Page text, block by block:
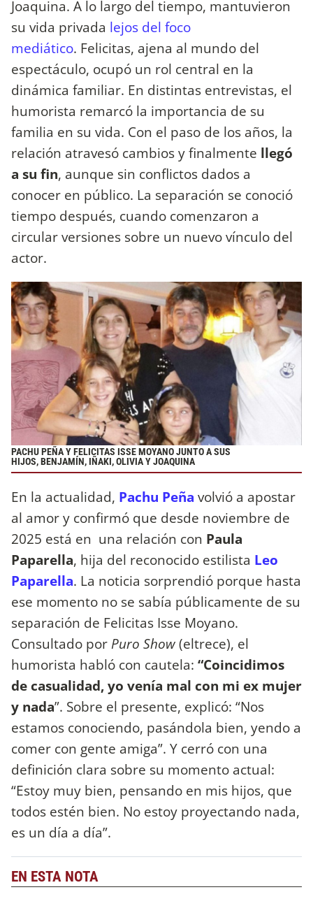
Joaquina. A lo largo del tiempo, mantuvieron
su vida privada lejos del foco
mediático. Felicitas, ajena al mundo del
espectáculo, ocupó un rol central en la
dinámica familiar. En distintas entrevistas, el
humorista remarcó la importancia de su
familia en su vida. Con el paso de los años, la
relación atravesó cambios y finalmente llegó
a su fin, aunque sin conflictos dados a
conocer en público. La separación se conoció
tiempo después, cuando comenzaron a
circular versiones sobre un nuevo vínculo del
actor.
PACHU PEÑA Y FELICITAS ISSE MOYANO JUNTO A SUS
HIJOS, BENJAMÍN, IÑAKI, OLIVIA Y JOAQUINA
En la actualidad, Pachu Peña volvió a apostar
al amor y confirmó que desde noviembre de
2025 está en una relación con Paula
Paparella, hija del reconocido estilista Leo
Paparella. La noticia sorprendió porque hasta
ese momento no se sabía públicamente de su
separación de Felicitas Isse Moyano.
Consultado por Puro Show(eltrece), el
humorista habló con cautela: “Coincidimos
de casualidad, yo venía mal con mi ex mujer
y nada”. Sobre el presente, explicó: “Nos
estamos conociendo, pasándola bien, yendo a
comer con gente amiga”. Y cerró con una
definición clara sobre su momento actual:
“Estoy muy bien, pensando en mis hijos, que
todos estén bien. No estoy proyectando nada,
es un día a día”.
EN ESTA NOTA